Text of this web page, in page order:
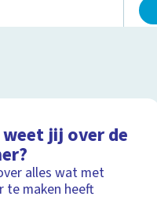
jij over de
alles wat met
te maken heeft